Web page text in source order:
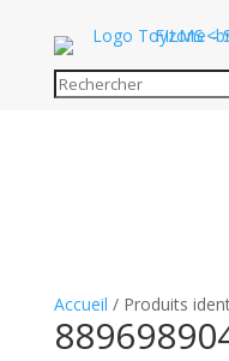
Accueil / Produits